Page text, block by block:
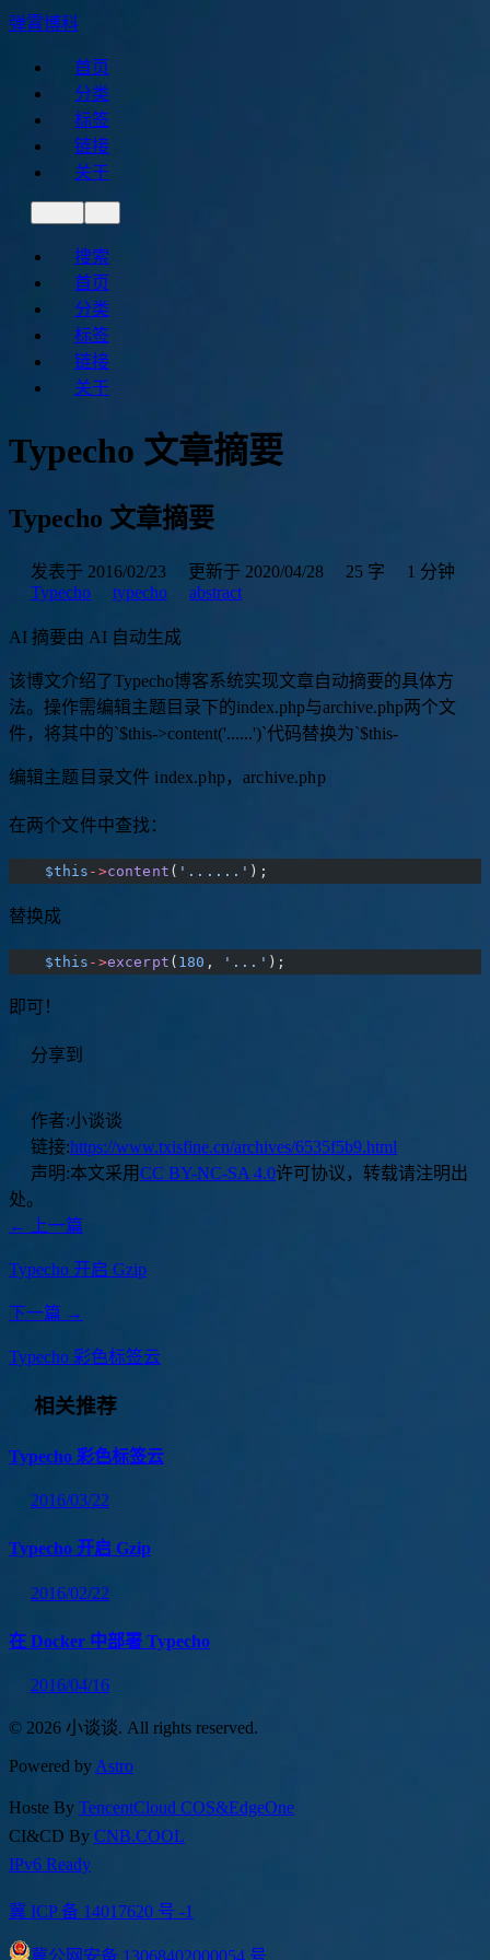
弹霄博科
首页
分类
标签
链接
关于
搜索
首页
分类
标签
链接
关于
Typecho 文章摘要
Typecho 文章摘要
发表于 2016/02/23 更新于 2020/04/28 25 字
1 分钟
Typecho
typecho abstract
AI 摘要由 AI 自动生成
该博文介绍了Typecho博客系统实现文章自动摘要的具体方
法。 操作需编辑主题 目 录下的index.php与archive.php两个文
件 ， 将其中的`$this->content('......')`代码替换为`$this-
编辑主题目录文件 index.php，archive.php
在两个文件中查找：
    $this
->content ( '......' );
替换成
    $this
->excerpt ( 180 , '...' );
即可！
分享到
作者:小谈谈
链接:https://www.txisfine.cn/archives/6535f5b9.html
声明:本文采用CC BY-NC-SA 4.0许可协议，转载请注明出
处。
← 上一篇
Typecho 开启 Gzip
下一篇 →
Typecho 彩色标签云
相关推荐
Typecho 彩色标签云
2016/03/22
Typecho 开启 Gzip
2016/02/22
在 Docker 中部署 Typecho
2016/04/16
© 2026 小谈谈. All rights reserved.
Powered by Astro
Hoste By TencentCloud COS&EdgeOne
CI&CD By CNB.COOL
IPv6 Ready
冀 ICP 备 14017620 号 -1
冀公网安备 13068402000054 号